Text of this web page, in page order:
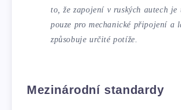
to, že zapojení v ruských autech je
pouze pro mechanické připojení a
způsobuje určité potíže.
Mezinárodní standardy